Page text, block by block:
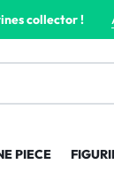
collector !
PIECE